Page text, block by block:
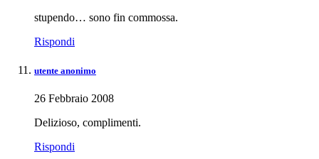
stupendo… sono fin commossa.
Rispondi
utente anonimo
26 Febbraio 2008
Delizioso, complimenti.
Rispondi